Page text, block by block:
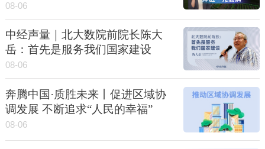
08-06
中经声量｜北大数院前院长陈大
岳：首先是服务我们国家建设
08-06
奔腾中国·质胜未来丨促进区域协
调发展 不断追求“人民的幸福”
08-06